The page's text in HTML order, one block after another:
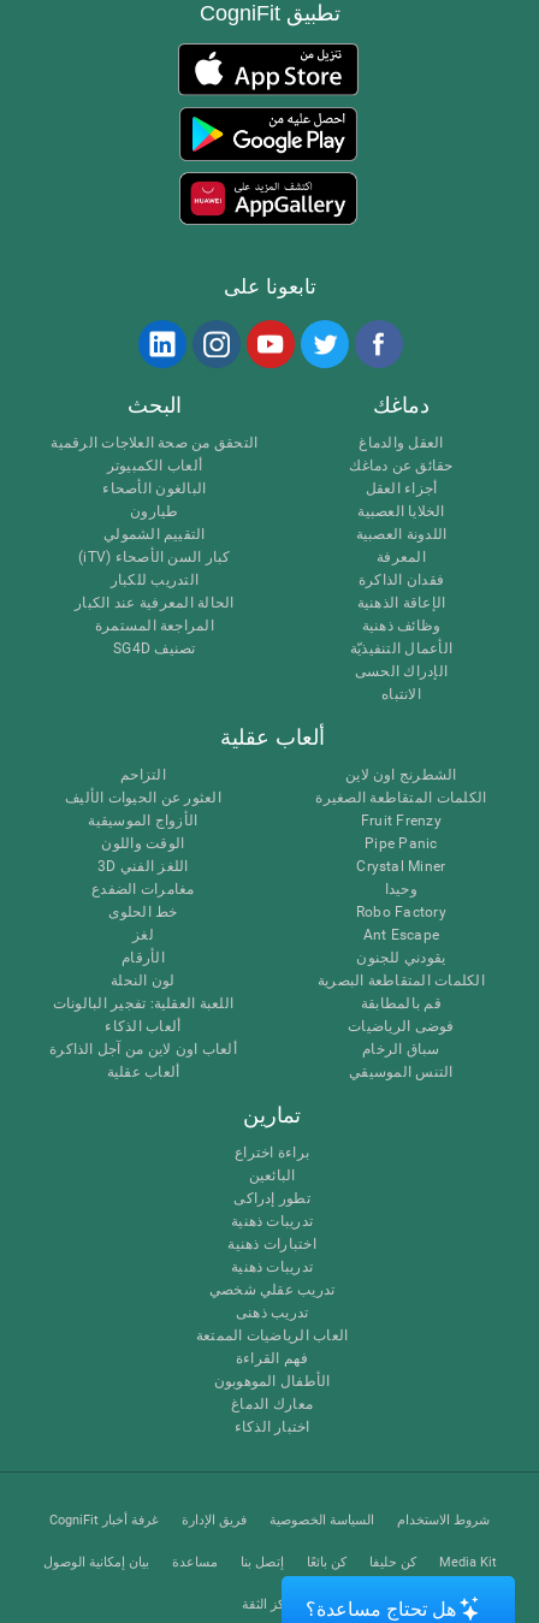
تطبيق CogniFit
تابعونا على
دماغك
العقل والدماغ
حقائق عن دماغك
أجزاء العقل
الخلايا العصبية
اللدونة العصبية
المعرفة
فقدان الذاكرة
الإعاقة الذهنية
وظائف ذهنية
الأعمال التنفيذيّة
الإدراك الحسى
الانتباه
البحث
التحقق من صحة العلاجات الرقمية
ألعاب الكمبيوتر
البالغون الأصحاء
طيارون
التقييم الشمولي
كبار السن الأصحاء (iTV)
التدريب للكبار
الحالة المعرفية عند الكبار
المراجعة المستمرة
تصنيف SG4D
ألعاب عقلية
الشطرنج اون لاين
الكلمات المتقاطعة الصغيرة
Fruit Frenzy
Pipe Panic
Crystal Miner
وحيدا
Robo Factory
Ant Escape
يقودني للجنون
الكلمات المتقاطعة البصرية
قم بالمطابقة
فوضى الرياضيات
سباق الرخام
التنس الموسيقي
التزاحم
العثور عن الحيوات الأليف
الأزواج الموسيقية
الوقت واللون
اللغز الفني 3D
مغامرات الضفدع
خط الحلوى
لغز
الأرقام
لون النحلة
اللعبة العقلية: تفجير البالونات
ألعاب الذكاء
ألعاب اون لاين من آجل الذاكرة
ألعاب عقلية
تمارين
براءة اختراع
البائعين
تطور إدراكى
تدريبات ذهنية
اختبارات ذهنية
تدريبات ذهنية
تدريب عقلي شخصي
تدريب ذهنى
العاب الرياضيات الممتعة
فهم القراءة
الأطفال الموهوبون
معارك الدماغ
اختبار الذكاء
شروط الاستخدام السياسة الخصوصية فريق الإدارة غرفة أخبار CogniFit
Media Kit كن حليفا كن بائعًا إتصل بنا مساعدة بيان إمكانية الوصول
مركز الثقة هل تحتاج مساعدة؟